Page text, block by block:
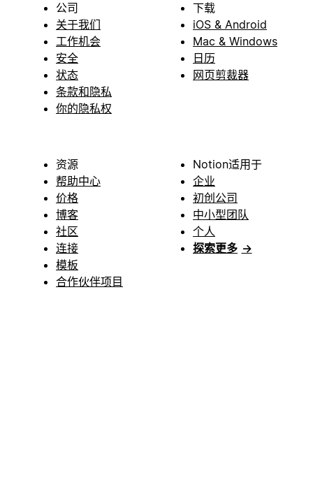
公司
关于我们
工作机会
安全
状态
条款和隐私
你的隐私权
下载
iOS & Android
Mac & Windows
日历
网页剪裁器
资源
帮助中心
价格
博客
社区
连接
模板
合作伙伴项目
Notion适用于
企业
初创公司
中小型团队
个人
探索更多 →